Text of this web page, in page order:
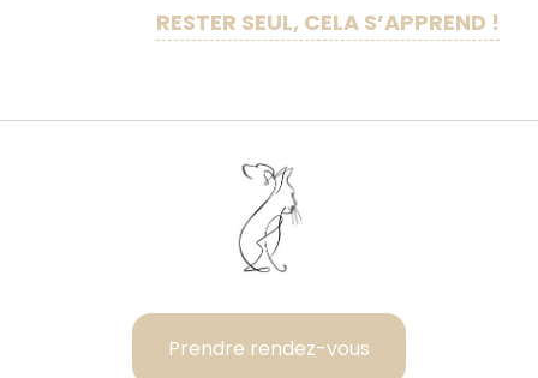
RESTER SEUL, CELA S’APPREND !
Prendre rendez-vous